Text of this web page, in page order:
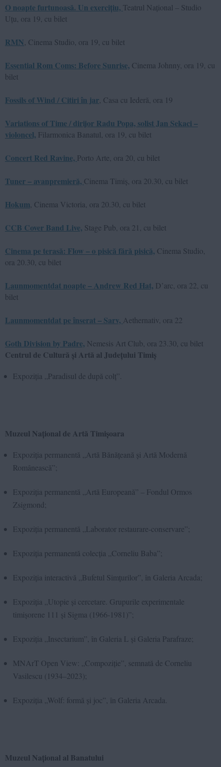
O noapte furtunoasă. Un exercițiu, Teatrul Național – Studio
Uțu, ora 19, cu bilet
RMN , Cinema Studio, ora 19, cu bilet
Essential Rom Coms: Before Sunrise, Cinema Johnny, ora 19, cu
bilet
Fossils of Wind / Citiri în jar , Casa cu Iederă, ora 19
Variations of Time / dirijor Radu Popa, solist Jan Sekaci –
violoncel, Filarmonica Banatul, ora 19, cu bilet
Concert Red Ravine, Porto Arte, ora 20, cu bilet
Tuner – avanpremieră, Cinema Timiș, ora 20.30, cu bilet
Hokum , Cinema Victoria, ora 20.30, cu bilet
CCB Cover Band Live, Stage Pub, ora 21, cu bilet
Cinema pe terasă: Flow – o pisică fără pisică, Cinema Studio,
ora 20.30, cu bilet
Launmomentdat noapte – Andrew Red Hat, D’arc, ora 22, cu
bilet
Launmomentdat pe înserat – Sarv, Aethernativ, ora 22
Goth Division by Padre, Nemesis Art Club, ora 23.30, cu bilet
Centrul de Cultură și Artă al Județului Timiș
Expoziția „Paradisul de după colț”.
Muzeul Național de Artă Timișoara
Expoziția permanentă „Artă Bănățeană și Artă Modernă
Românească”;
Expoziția permanentă „Artă Europeană” – Fondul Ormos
Zsigmond;
Expoziția permanentă „Laborator restaurare-conservare”;
Expoziția permanentă colecția „Corneliu Baba”;
Expoziția interactivă „Bufetul Simțurilor”, în Galeria Arcada;
Expoziția „Utopie și cercetare. Grupurile experimentale
timișorene 111 și Sigma (1966-1981)”;
Expoziția „Insectarium”, în Galeria L și Galeria Parafraze;
MNArT Open View: „Compoziție”, semnată de Corneliu
Vasilescu (1934–2023);
Expoziția „Wolf: formă și joc”, în Galeria Arcada.
Muzeul Național al Banatului